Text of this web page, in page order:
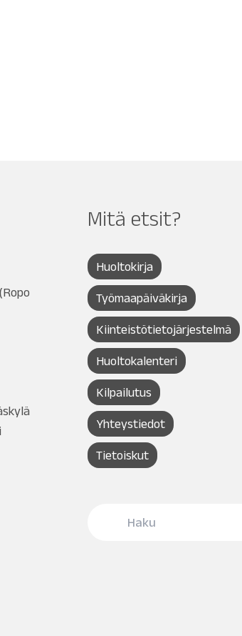
(Ropo
Mitä etsit?
Huoltokirja
Työmaapäiväkirja
Kiinteistötietojärjestelmä
Huoltokalenteri
Kilpailutus
Yhteystiedot
Tietoiskut